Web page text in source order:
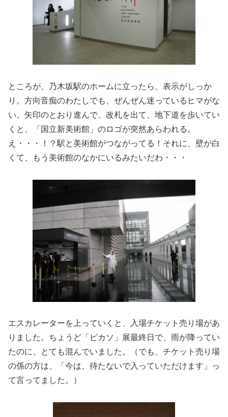
ところが、乃木坂駅のホームに立ったら、表示がしっか
り。方向音痴のわたしでも、ぜんぜん迷っているヒマがな
い。矢印のとおり進んで、改札を出て、地下道を歩いてい
くと、「国立新美術館」のロゴが突然あらわれる。
え・・・！？駅と美術館がつながってる！それに、壁が白
くて、もう美術館のなかにいるみたいだわ・・・
エスカレーターを上っていくと、入場チケット売り場があ
りました。ちょうど「ピカソ」展最終日で、雨が降ってい
たのに、とても混んでいました。（でも、チケット売り場
の係の方は、「今は、待たないで入っていただけます」っ
て言ってました。）